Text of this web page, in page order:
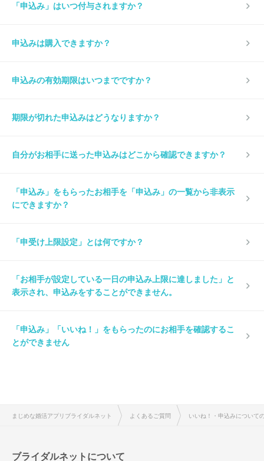
「申込み」はいつ付与されますか？
申込みは購入できますか？
申込みの有効期限はいつまでですか？
期限が切れた申込みはどうなりますか？
自分がお相手に送った申込みはどこから確認できますか？
「申込み」をもらったお相手を「申込み」の一覧から非表示
にできますか？
「申受け上限設定」とは何ですか？
「お相手が設定している一日の申込み上限に達しました」と
表示され、申込みをすることができません。
「申込み」「いいね！」をもらったのにお相手を確認するこ
とができません
まじめな婚活アプリブライダルネット よくあるご質問 いいね！・申込みについて
ブライダルネットについて